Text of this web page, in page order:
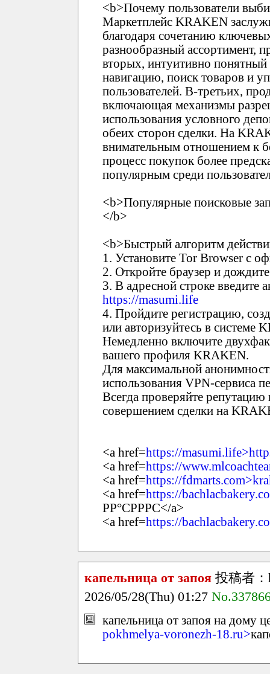
<b>Почему пользователи
Маркетплейс KRAKEN
благодаря сочетанию
разнообразный ассортимент,
вторых, интуитивно
навигацию, поиск товаров и
пользователей. В-третьих,
включающая механизмы
использования условного
обеих сторон сделки. На
внимательным отношением к
процесс покупок более
популярным среди
<b>Популярные поисковые
</b>
<b>Быстрый алгоритм
1. Установите Tor Browser с
2. Откройте браузер и
3. В адресной строке введите
https://masumi.life
4. Пройдите регистрацию,
или авторизуйтесь в системе
Немедленно включите
вашего профиля KRAKEN.
Для максимальной
использования VPN-сервиса
Всегда проверяйте
совершением сделки на
<a href=https://
<a href=https://
<a href=https://
<a href=https://
РР°СРРРС</a>
<a href=https://
капельница от запоя 投稿者：
2026/05/28(Thu) 01:27
капельница от запоя на дому
pokhmelya-voronezh-18.ru>